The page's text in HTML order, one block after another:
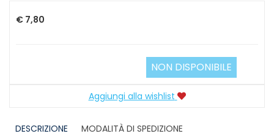
€ 7,80
NON DISPONIBILE
Aggiungi alla wishlist
DESCRIZIONE
MODALITÀ DI SPEDIZIONE